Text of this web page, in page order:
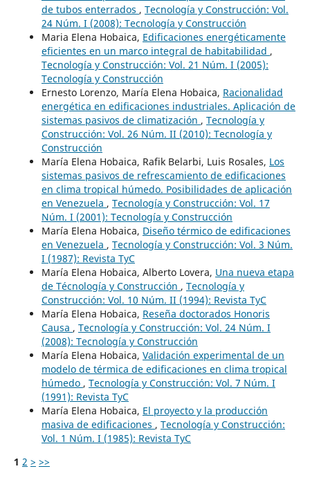
de tubos enterrados , Tecnología y Construcción: Vol.
24 Núm. I (2008): Tecnología y Construcción
Maria Elena Hobaica, Edificaciones energéticamente
eficientes en un marco integral de habitabilidad ,
Tecnología y Construcción: Vol. 21 Núm. I (2005):
Tecnología y Construcción
Ernesto Lorenzo, María Elena Hobaica, Racionalidad
energética en edificaciones industriales. Aplicación de
sistemas pasivos de climatización , Tecnología y
Construcción: Vol. 26 Núm. II (2010): Tecnología y
Construcción
María Elena Hobaica, Rafik Belarbi, Luis Rosales, Los
sistemas pasivos de refrescamiento de edificaciones
en clima tropical húmedo. Posibilidades de aplicación
en Venezuela , Tecnología y Construcción: Vol. 17
Núm. I (2001): Tecnología y Construcción
María Elena Hobaica, Diseño térmico de edificaciones
en Venezuela , Tecnología y Construcción: Vol. 3 Núm.
I (1987): Revista TyC
María Elena Hobaica, Alberto Lovera, Una nueva etapa
de Técnología y Construcción , Tecnología y
Construcción: Vol. 10 Núm. II (1994): Revista TyC
María Elena Hobaica, Reseña doctorados Honoris
Causa , Tecnología y Construcción: Vol. 24 Núm. I
(2008): Tecnología y Construcción
María Elena Hobaica, Validación experimental de un
modelo de térmica de edificaciones en clima tropical
húmedo , Tecnología y Construcción: Vol. 7 Núm. I
(1991): Revista TyC
María Elena Hobaica, El proyecto y la producción
masiva de edificaciones , Tecnología y Construcción:
Vol. 1 Núm. I (1985): Revista TyC
1 2 > >>